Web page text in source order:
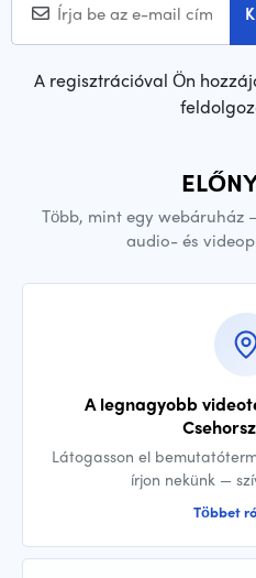
A regisztrációval Ön
Több, mint egy webáruház
audio- és
A legnagyobb
Látogasson el
írjon nekünk —
Többet